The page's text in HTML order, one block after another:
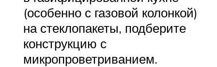
(особенно с газовой колонкой)
на стеклопакеты, подберите
конструкцию с
микропроветриванием.